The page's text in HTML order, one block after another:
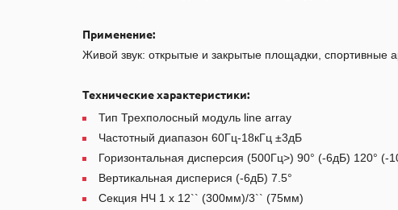
Применение:
Живой звук: открытые и закрытые площадки, спортивные
Технические характеристики:
Тип Трехполосный модуль line array
Частотный диапазон 60Гц-18кГц ±3дБ
Горизонтальная дисперсия (500Гц>) 90° (-6дБ) 120° (-
Вертикальная дисперися (-6дБ) 7.5°
Секция НЧ 1 x 12`` (300мм)/3`` (75мм)